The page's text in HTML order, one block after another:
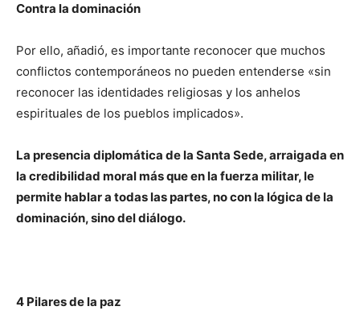
Contra la dominación
Por ello, añadió, es importante reconocer que muchos
conflictos contemporáneos no pueden entenderse «sin
reconocer las identidades religiosas y los anhelos
espirituales de los pueblos implicados».
La presencia diplomática de la Santa Sede, arraigada en
la credibilidad moral más que en la fuerza militar, le
permite hablar a todas las partes, no con la lógica de la
dominación, sino del diálogo.
4 Pilares de la paz